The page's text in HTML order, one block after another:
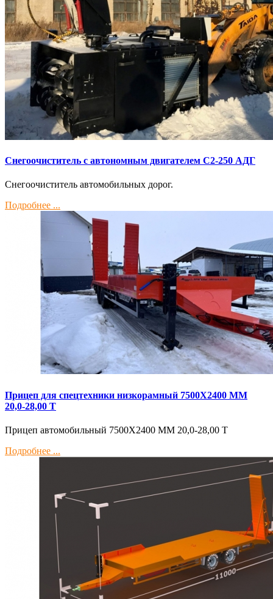
Снегоочиститель с автономным двигателем С2-250 АДГ
Снегоочиститель автомобильных дорог.
Подробнее ...
Прицеп для спецтехники низкорамный 7500Х2400 ММ
20,0-28,00 Т
Прицеп автомобильный 7500Х2400 ММ 20,0-28,00 Т
Подробнее ...